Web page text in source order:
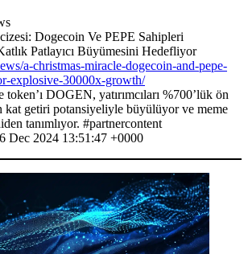
Dogecoin Ve PEPE Sahipleri
Patlayıcı Büyümesini Hedefliyor
a-christmas-miracle-dogecoin-and-pepe-
explosive-30000x-growth/
token’ı DOGEN, yatırımcıları %700’lük ön
kat getiri potansiyeliyle büyülüyor ve meme
tanımlıyor. #partnercontent
Dec 2024 13:51:47 +0000